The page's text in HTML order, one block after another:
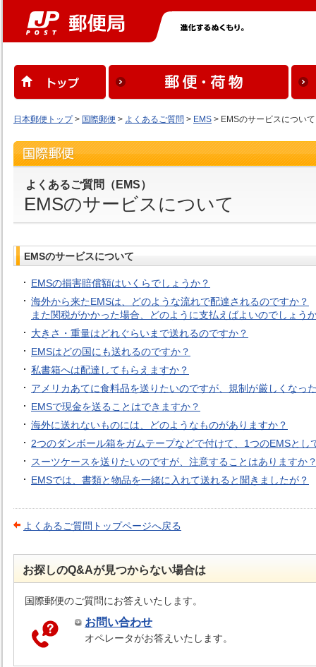
日本郵便トップ> 国際郵便 > よくあるご質問 > EMS > EMSのサービスについて
よくあるご質問（EMS）
EMSのサービスについて
EMSのサービスについて
EMSの損害賠償額はいくらでしょうか？
海外から来たEMSは、どのような流れで配達されるのですか？
また関税がかかった場合、どのように支払えばよいのでしょう
大きさ・重量はどれぐらいまで送れるのですか？
EMSはどの国にも送れるのですか？
私書箱へは配達してもらえますか？
アメリカあてに食料品を送りたいのですが、規制が厳しくなっ
EMSで現金を送ることはできますか？
海外に送れないものには、どのようなものがありますか？
2つのダンボール箱をガムテープなどで付けて、1つのEMSとし
スーツケースを送りたいのですが、注意することはありますか
EMSでは、書類と物品を一緒に入れて送れると聞きましたが？
よくあるご質問トップページへ戻る
お探しのQ&Aが見つからない場合は
国際郵便のご質問にお答えいたします。
お問い合わせ
オペレータがお答えいたします。